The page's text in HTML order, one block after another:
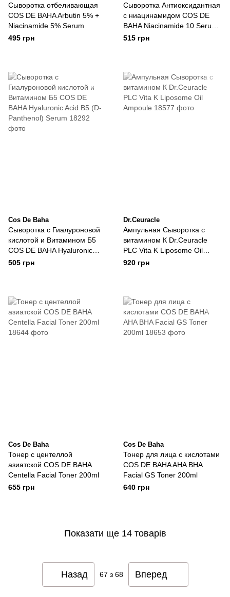
Сыворотка отбеливающая
COS DE BAHA Arbutin 5% +
Niacinamide 5% Serum
495 грн
Сыворотка Антиоксидантная
с ниацинамидом COS DE
BAHA Niacinamide 10 Serum
30ml
515 грн
Cos De Baha
Cыворотка c Гиалуроновой
кислотой и Витамином Б5
COS DE BAHA Hyaluronic
Acid B5 (D-Panthenol) Serum
505 грн
Dr.Ceuracle
Ампульная Сыворотка с
витамином К Dr.Ceuracle
PLC Vita K Liposome Oil
Ampoule
920 грн
Cos De Baha
Тонер с центеллой
азиатской COS DE BAHA
Centella Facial Toner 200ml
655 грн
Cos De Baha
Тонер для лица с кислотами
COS DE BAHA AHA BHA
Facial GS Toner 200ml
640 грн
Показати ще 14 товарів
Назад 67 з 68 Вперед